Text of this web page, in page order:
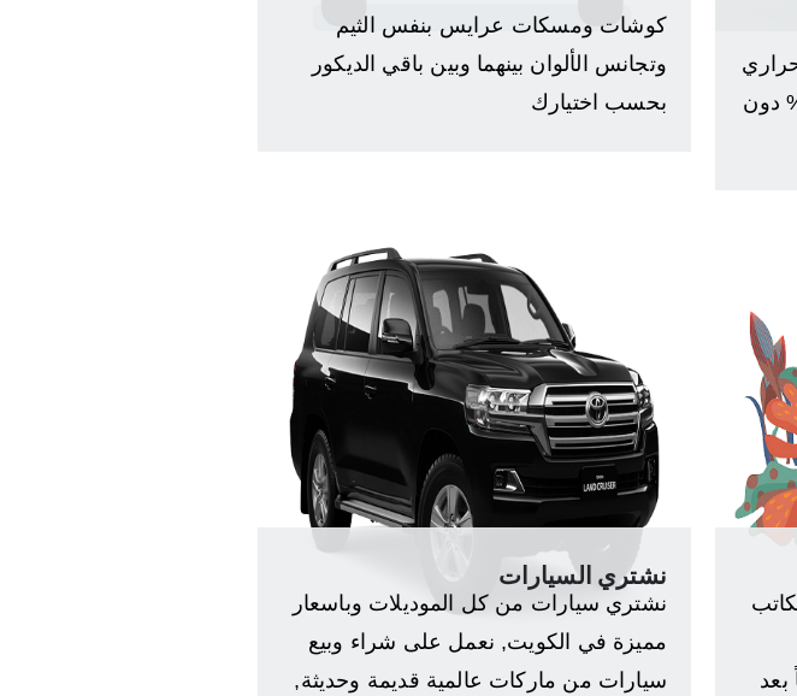
بدقة عالية تقارب من 99% دون
كوشات ومسكات عرايس بنفس الثيم
وتجانس الألوان بينهما وبين باقي الديكور
بحسب اختيارك
نشتري السيارات
نشتري سيارات من كل الموديلات وباسعار
مميزة في الكويت, نعمل على شراء وبيع
سيارات من ماركات عالمية قديمة وحديثة,